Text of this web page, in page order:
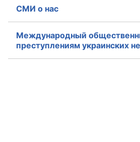
СМИ о нас
Международный
преступлениям украинских